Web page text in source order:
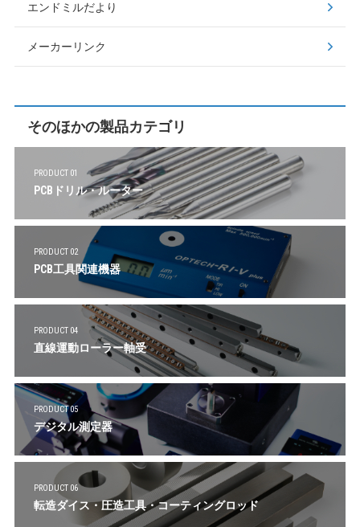
エンドミルだより
メーカーリンク
そのほかの製品カテゴリ
PRODUCT 01
PCBドリル・ルーター
PRODUCT 02
PCB工具関連機器
PRODUCT 04
直線運動ローラー軸受
PRODUCT 05
デジタル測定器
PRODUCT 06
転造ダイス・圧造工具・コーティングロッド